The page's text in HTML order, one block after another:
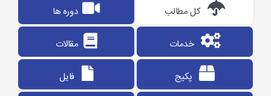
کل مطالب دوره ها
خدمات مقالات
پکیج فایل